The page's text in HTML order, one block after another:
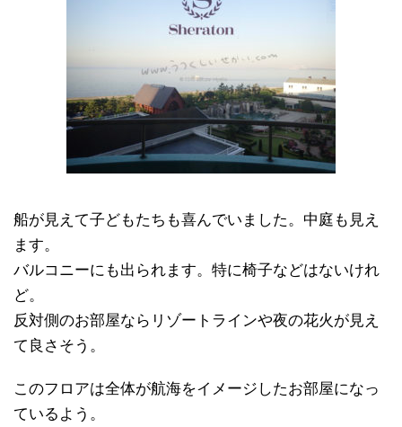
船が見えて子どもたちも喜んでいました。中庭も見え
ます。
バルコニーにも出られます。特に椅子などはないけれ
ど。
反対側のお部屋ならリゾートラインや夜の花火が見え
て良さそう。
このフロアは全体が航海をイメージしたお部屋になっ
ているよう。